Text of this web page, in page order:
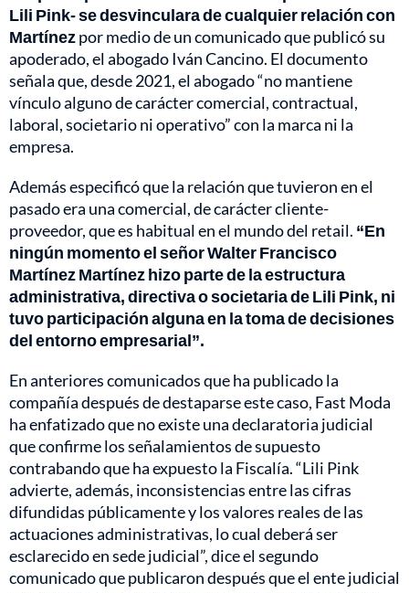
Lili Pink- se desvinculara de cualquier relación con
Martínezpor medio de un comunicado que publicó su
apoderado, el abogado Iván Cancino. El documento
señala que, desde 2021, el abogado “no mantiene
vínculo alguno de carácter comercial, contractual,
laboral, societario ni operativo” con la marca ni la
empresa.
Además especificó que la relación que tuvieron en el
pasado era una comercial, de carácter cliente-
proveedor, que es habitual en el mundo del retail. “En
ningún momento el señor Walter Francisco
Martínez Martínez hizo parte de la estructura
administrativa, directiva o societaria de Lili Pink, ni
tuvo participación alguna en la toma de decisiones
del entorno empresarial”.
En anteriores comunicados que ha publicado la
compañía después de destaparse este caso, Fast Moda
ha enfatizado que no existe una declaratoria judicial
que confirme los señalamientos de supuesto
contrabando que ha expuesto la Fiscalía. “Lili Pink
advierte, además, inconsistencias entre las cifras
difundidas públicamente y los valores reales de las
actuaciones administrativas, lo cual deberá ser
esclarecido en sede judicial”, dice el segundo
comunicado que publicaron después que el ente judicial